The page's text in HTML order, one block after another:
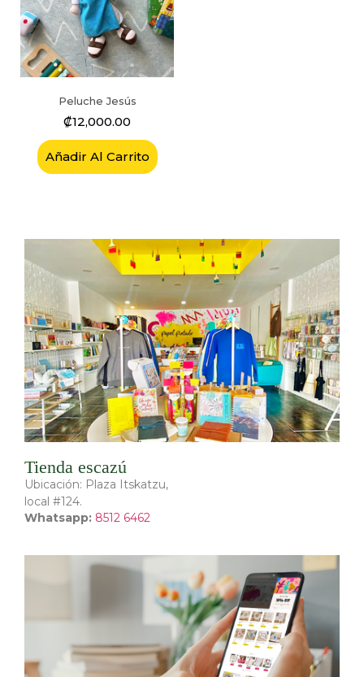
Peluche Jesús
₡12,000.00
Añadir Al Carrito
Tienda escazú
Ubicación: Plaza Itskatzu,
local #124.
Whatsapp: 8512 6462